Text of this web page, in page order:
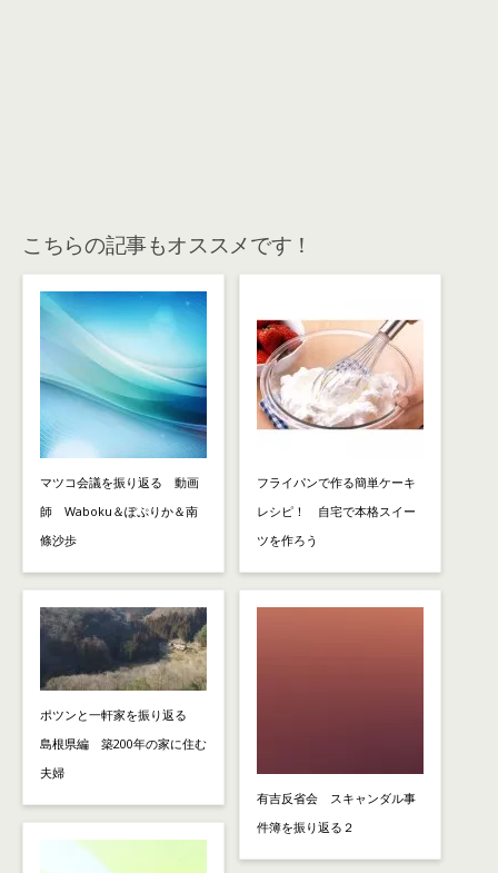
こちらの記事もオススメです！
マツコ会議を振り返る 動画
師 Waboku＆ぽぷりか＆南
條沙歩
ポツンと一軒家を振り返る
島根県編 築200年の家に住む
夫婦
フライパンで作る簡単ケーキ
レシピ！ 自宅で本格スイー
ツを作ろう
有吉反省会 スキャンダル事
件簿を振り返る２